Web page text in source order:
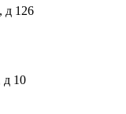
д 126
д 10